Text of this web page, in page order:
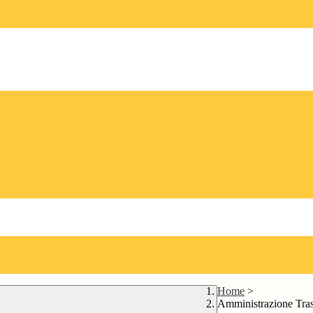
Home >
Amministrazione